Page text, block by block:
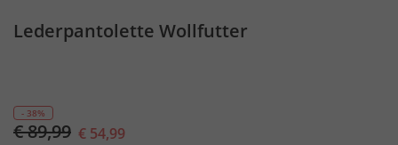
Lederpantolette Wollfutter
- 38%
€ 89,99 € 54,99